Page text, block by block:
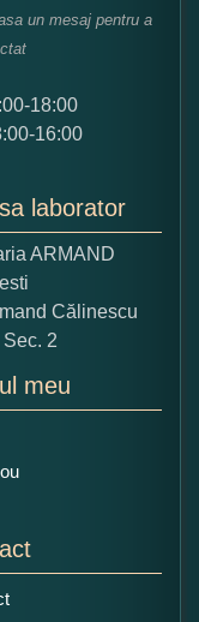
un mesaj pentru a
18:00
16:00
laborator
ARMAND
Călinescu
Sec. 2
meu